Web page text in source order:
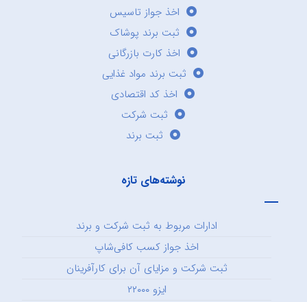
اخذ جواز تاسیس
ثبت برند پوشاک
اخذ کارت بازرگانی
ثبت برند مواد غذایی
اخذ کد اقتصادی
ثبت شرکت
ثبت برند
نوشته‌های تازه
ادارات مربوط به ثبت شرکت و برند
اخذ جواز کسب کافی‌شاپ
ثبت شرکت و مزایای آن برای کارآفرینان
ایزو ۲۲۰۰۰